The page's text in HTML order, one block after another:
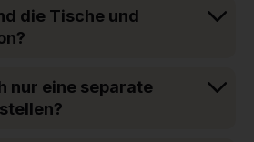
die Tische und
nur eine separate